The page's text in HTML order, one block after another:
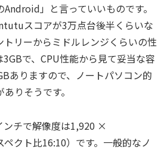
」と言っていいものです。
スコアが3万点台後半くらいな
トリーからミドルレンジくらいの性
で、CPU性能から見て妥当な容
ありますので、ノートパソコン的
りそうです。
ンチで解像度は1,920 ×
ペクト比16:10）です。一般的なノ